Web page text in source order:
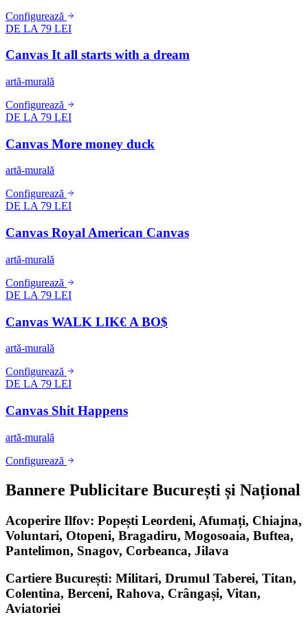
Configurează
DE LA 79 LEI
Canvas It all starts with a dream
artă-murală
Configurează
DE LA 79 LEI
Canvas More money duck
artă-murală
Configurează
DE LA 79 LEI
Canvas Royal American Canvas
artă-murală
Configurează
DE LA 79 LEI
Canvas WALK LIK€ A BO$
artă-murală
Configurează
DE LA 79 LEI
Canvas Shit Happens
artă-murală
Configurează
Bannere Publicitare București și Național
Acoperire Ilfov: Popești Leordeni, Afumați, Chiajna,
Voluntari, Otopeni, Bragadiru, Mogosoaia, Buftea,
Pantelimon, Snagov, Corbeanca, Jilava
Cartiere București: Militari, Drumul Taberei, Titan,
Colentina, Berceni, Rahova, Crângași, Vitan,
Aviatoriei